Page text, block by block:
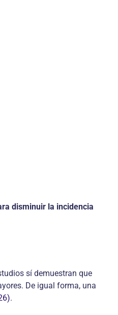
disminuir la incidencia
sí demuestran que
De igual forma, una
.